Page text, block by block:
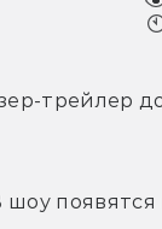
трейлер